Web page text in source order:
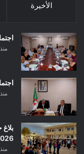
الأخيرة
2027